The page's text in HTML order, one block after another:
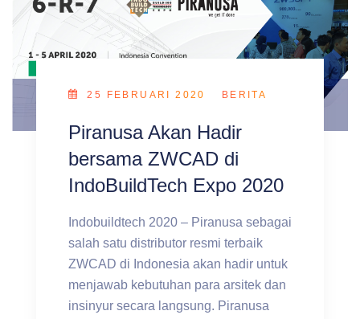
25 FEBRUARI 2020 BERITA
Piranusa Akan Hadir
bersama ZWCAD di
IndoBuildTech Expo 2020
Indobuildtech 2020 – Piranusa sebagai
salah satu distributor resmi terbaik
ZWCAD di Indonesia akan hadir untuk
menjawab kebutuhan para arsitek dan
insinyur secara langsung. Piranusa